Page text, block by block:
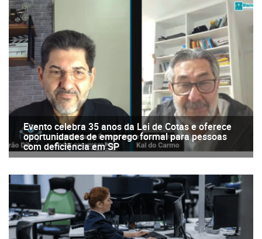
Evento celebra 35 anos da Lei de Cotas e oferece
oportunidades de emprego formal para pessoas
com deficiência em SP